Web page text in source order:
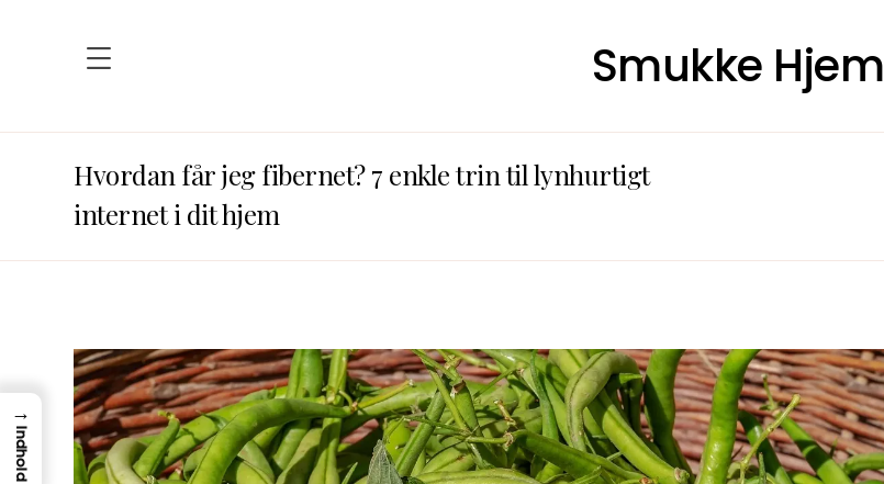
Smukke Hjem
Hvordan får jeg fibernet? 7 enkle trin til lynhurtigt
internet i dit hjem
→
Indhold